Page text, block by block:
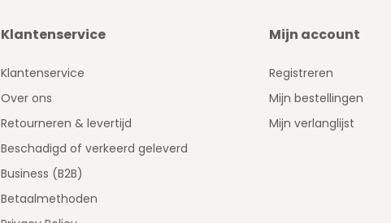
Klantenservice
Klantenservice
Over ons
Retourneren & levertijd
Beschadigd of verkeerd geleverd
Business (B2B)
Betaalmethoden
Mijn account
Registreren
Mijn bestellingen
Mijn verlanglijst